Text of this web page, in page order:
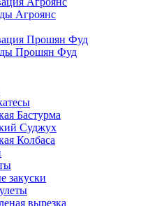
Агроянс
Прошян Фуд
Прошян Фуд
Бастурма
Суджух
Колбаса
закуски
вырезка